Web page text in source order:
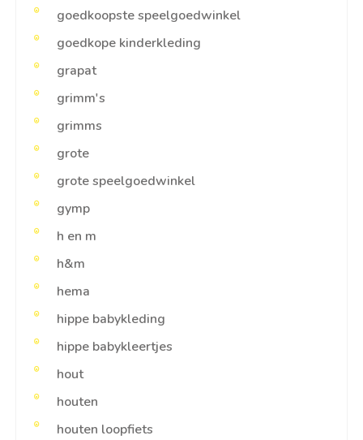
goedkoopste speelgoedwinkel
goedkope kinderkleding
grapat
grimm's
grimms
grote
grote speelgoedwinkel
gymp
h en m
h&m
hema
hippe babykleding
hippe babykleertjes
hout
houten
houten loopfiets